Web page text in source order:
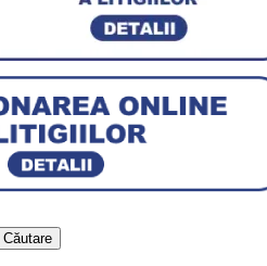
Căutare